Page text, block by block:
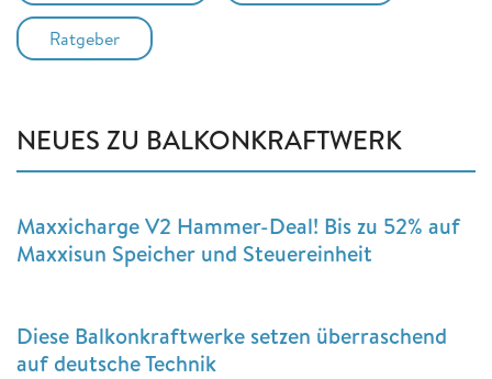
Ratgeber
NEUES ZU BALKONKRAFTWERK
Maxxicharge V2 Hammer-Deal! Bis zu 52% auf
Maxxisun Speicher und Steuereinheit
Diese Balkonkraftwerke setzen überraschend
auf deutsche Technik